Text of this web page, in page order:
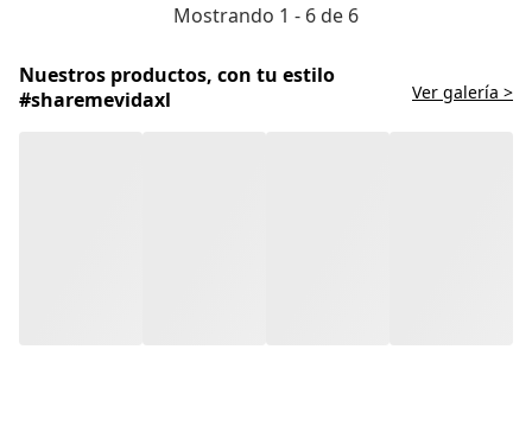
Mostrando 1 - 6 de 6
Nuestros productos, con tu estilo
#sharemevidaxl
Ver galería >